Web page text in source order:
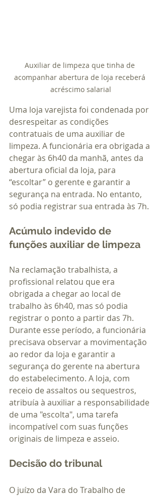
Auxiliar de limpeza que tinha de
acompanhar abertura de loja receberá
acréscimo salarial
Uma loja varejista foi condenada por
desrespeitar as condições
contratuais de uma auxiliar de
limpeza. A funcionária era obrigada a
chegar às 6h40 da manhã, antes da
abertura oficial da loja, para
“escoltar” o gerente e garantir a
segurança na entrada. No entanto,
só podia registrar sua entrada às 7h.
Acúmulo indevido de
funções auxiliar de limpeza
Na reclamação trabalhista, a
profissional relatou que era
obrigada a chegar ao local de
trabalho às 6h40, mas só podia
registrar o ponto a partir das 7h.
Durante esse período, a funcionária
precisava observar a movimentação
ao redor da loja e garantir a
segurança do gerente na abertura
do estabelecimento. A loja, com
receio de assaltos ou sequestros,
atribuía à auxiliar a responsabilidade
de uma "escolta", uma tarefa
incompatível com suas funções
originais de limpeza e asseio.
Decisão do tribunal
O juízo da Vara do Trabalho de